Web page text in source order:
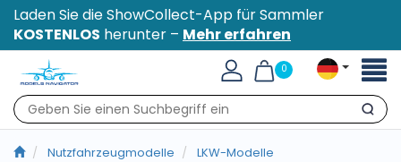
Laden Sie die ShowCollect-App für Sammler
KOSTENLOS herunter – Mehr erfahren
0
Suche
Nutzfahrzeugmodelle LKW-Modelle